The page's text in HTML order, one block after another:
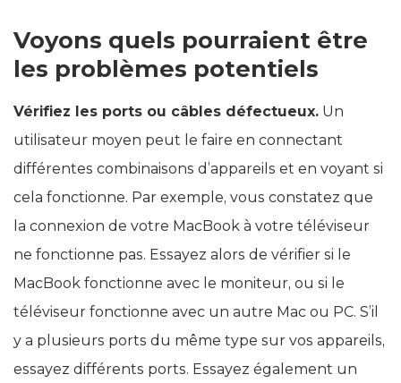
Voyons quels pourraient être
les problèmes potentiels
Vérifiez les ports ou câbles défectueux. Un
utilisateur moyen peut le faire en connectant
différentes combinaisons d’appareils et en voyant si
cela fonctionne. Par exemple, vous constatez que
la connexion de votre MacBook à votre téléviseur
ne fonctionne pas. Essayez alors de vérifier si le
MacBook fonctionne avec le moniteur, ou si le
téléviseur fonctionne avec un autre Mac ou PC. S’il
y a plusieurs ports du même type sur vos appareils,
essayez différents ports. Essayez également un